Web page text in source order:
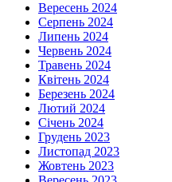
Вересень 2024
Серпень 2024
Липень 2024
Червень 2024
Травень 2024
Квітень 2024
Березень 2024
Лютий 2024
Січень 2024
Грудень 2023
Листопад 2023
Жовтень 2023